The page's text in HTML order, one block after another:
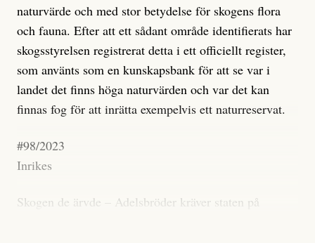
naturvärde och med stor betydelse för skogens flora
och fauna. Efter att ett sådant område identifierats har
skogsstyrelsen registrerat detta i ett officiellt register,
som använts som en kunskapsbank för att se var i
landet det finns höga naturvärden och var det kan
finnas fog för att inrätta exempelvis ett naturreservat.
#98/2023
Inrikes
Skogen de ärvde – Adelsbröder kräver staten på